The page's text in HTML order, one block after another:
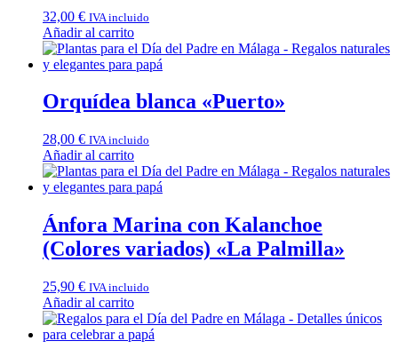
32,00 € IVA incluido
Añadir al carrito
Orquídea blanca «Puerto»
28,00 € IVA incluido
Añadir al carrito
Ánfora Marina con Kalanchoe
(Colores variados) «La Palmilla»
25,90 € IVA incluido
Añadir al carrito